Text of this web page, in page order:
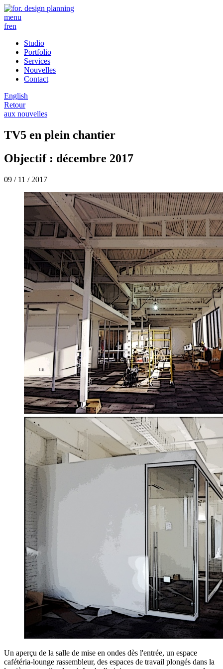
menu
fren
Studio
Portfolio
Services
Nouvelles
Contact
English
Retour
aux nouvelles
TV5 en plein chantier
Objectif : décembre 2017
09 / 11 / 2017
Un aperçu de la salle de mise en ondes dès l'entrée, un espace
cafétéria-lounge rassembleur, des espaces de travail plongés dans la